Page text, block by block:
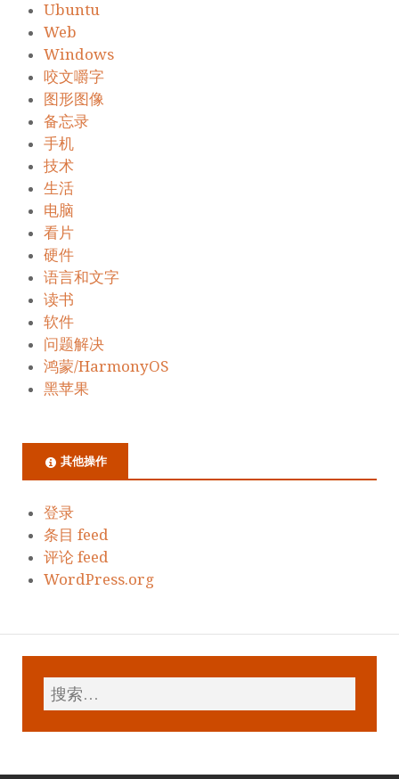
Ubuntu
Web
Windows
咬文嚼字
图形图像
备忘录
手机
技术
生活
电脑
看片
硬件
语言和文字
读书
软件
问题解决
鸿蒙/HarmonyOS
黑苹果
其他操作
登录
条目 feed
评论 feed
WordPress.org